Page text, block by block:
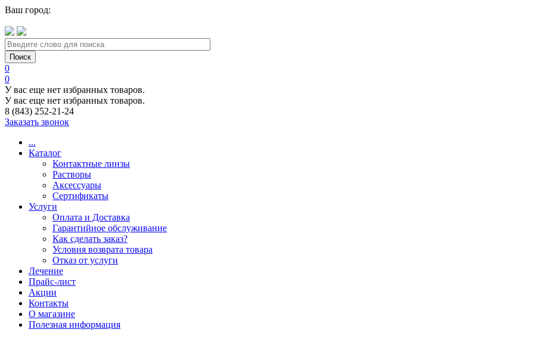
Ваш город:
0
0
У вас еще нет избранных товаров.
У вас еще нет избранных товаров.
8 (843) 252-21-24
Заказать звонок
...
Каталог
Контактные линзы
Растворы
Аксессуары
Сертификаты
Услуги
Оплата и Доставка
Гарантийное обслуживание
Как сделать заказ?
Условия возврата товара
Отказ от услуги
Лечение
Прайс-лист
Акции
Контакты
О магазине
Полезная информация